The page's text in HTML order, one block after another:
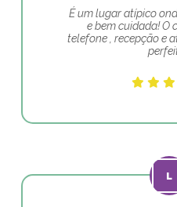
É um lugar atípico
e bem cuidada! O
telefone , recepção e